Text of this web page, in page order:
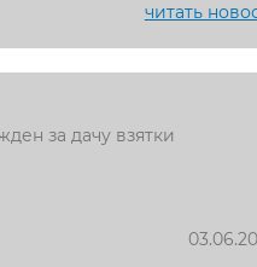
читать
за дачу взятки